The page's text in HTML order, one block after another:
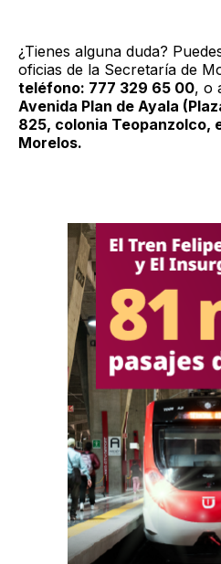
¿Tienes alguna duda?
oficias de la Secretaría de
teléfono: 777 329 65 00, o
Avenida Plan de Ayala
825, colonia Teopanzolco,
Morelos.